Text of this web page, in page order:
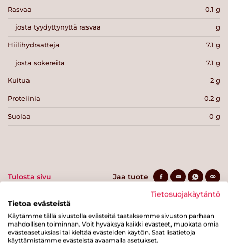
Rasvaa 0.1 g
josta tyydyttynyttä rasvaa g
Hiilihydraatteja 7.1 g
josta sokereita 7.1 g
Kuitua 2 g
Proteiinia 0.2 g
Suolaa 0 g
Tulosta sivu Jaa tuote
Tietosuojakäytäntö
Tietoa evästeistä
Käytämme tällä sivustolla evästeitä taataksemme sivuston parhaan
mahdollisen toiminnan. Voit hyväksyä kaikki evästeet, muokata omia
evästeasetuksiasi tai kieltää evästeiden käytön. Saat lisätietoja
käyttämistämme evästeistä avaamalla asetukset.